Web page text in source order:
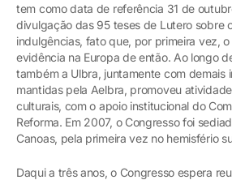
tem como data de referência 31 de
divulgação das 95 teses de Lutero sobre
indulgências, fato que, por primeira vez,
evidência na Europa de então. Ao longo
também a Ulbra, juntamente com demais
mantidas pela Aelbra, promoveu
culturais, com o apoio institucional do
Reforma. Em 2007, o Congresso foi
Canoas, pela primeira vez no hemisfério
Daqui a três anos, o Congresso espera